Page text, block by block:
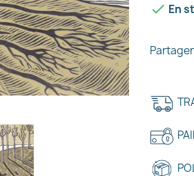
 En
Partager